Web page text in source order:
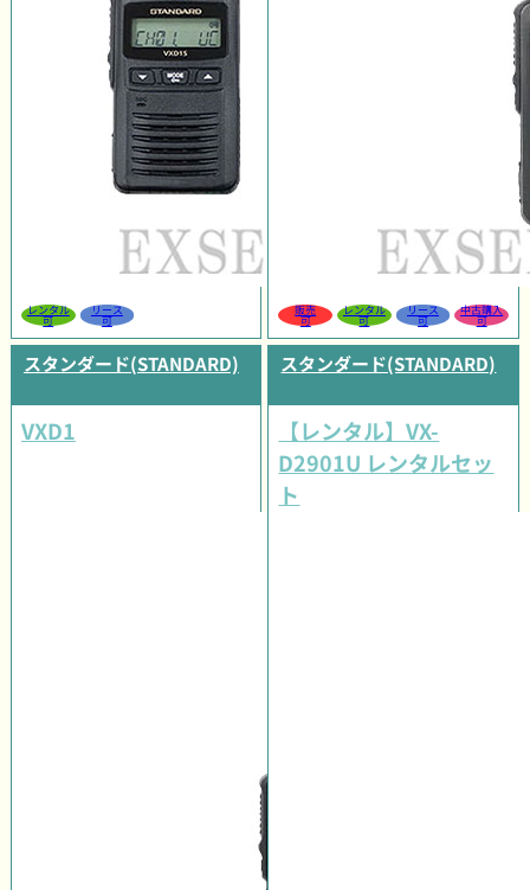
レンタル
可
リース
可
販売
可
レンタル
可
リース
可
中古購入
可
スタンダード(STANDARD)
VXD1
スタンダード(STANDARD)
【レンタル】VX-
D2901U レンタルセッ
ト